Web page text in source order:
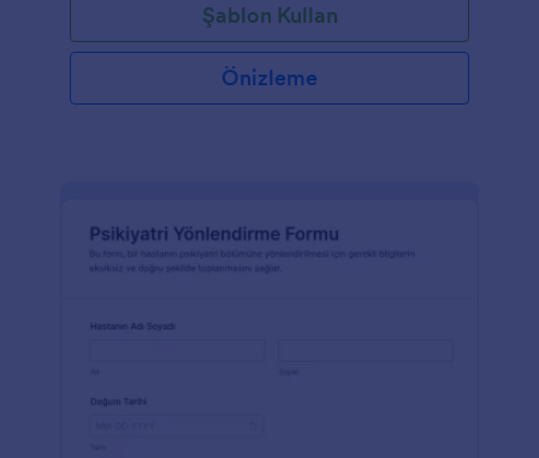
Şablon Kullan
Önizleme